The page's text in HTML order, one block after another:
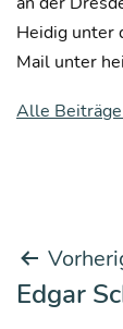
Heidig unter
Mail unter
Alle Beiträge
Edgar